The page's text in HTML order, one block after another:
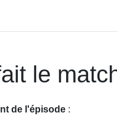
le
de l'épisode :